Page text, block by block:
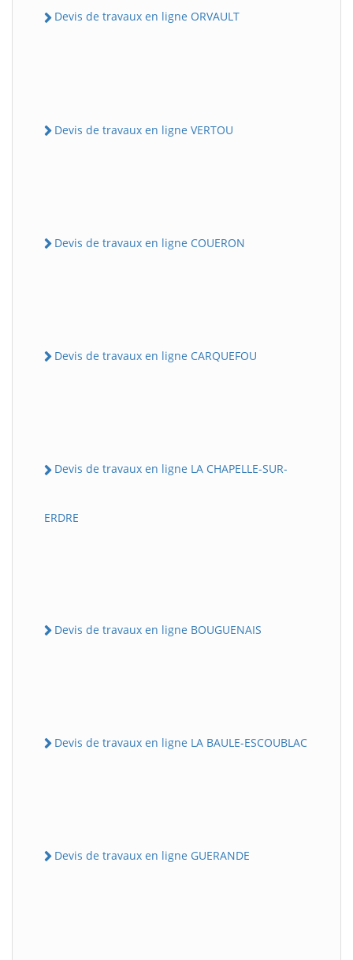
Devis de travaux en ligne ORVAULT
Devis de travaux en ligne VERTOU
Devis de travaux en ligne COUERON
Devis de travaux en ligne CARQUEFOU
Devis de travaux en ligne LA CHAPELLE-SUR-
ERDRE
Devis de travaux en ligne BOUGUENAIS
Devis de travaux en ligne LA BAULE-ESCOUBLAC
Devis de travaux en ligne GUERANDE